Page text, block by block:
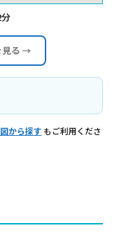
見る →
から探す もご利用くださ